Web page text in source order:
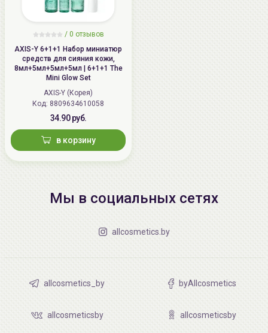
/ 0 отзывов
AXIS-Y 6+1+1 Набор миниатюр
средств для сияния кожи,
8мл+5мл+5мл+5мл | 6+1+1 The
Mini Glow Set
AXIS-Y (Корея)
Код: 8809634610058
34.90 руб.
в корзину
Мы в социальных сетях
allcosmetics.by
allcosmetics_by byAllcosmetics
allcosmeticsby allcosmeticsby